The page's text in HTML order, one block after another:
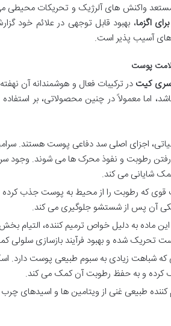
واکنش های آلرژیک و تحریکات محیطی می
اگزما، بهبود قابل توجهی در علائم خود
آسیب پذیر است.
پوست
سری کیت در ترکیبات فعال و هوشمندانه آن
اما معمولاً در چنین محصولاتی، بر
اجزای اصلی سد دفاعی پوست هستند.
رطوبت و نفوذ محرک ها می شوند. وجود
شایانی می کند.
که رطوبت را از محیط به پوست جذب کرده
آن پس از شستشو جلوگیری می کند.
این ماده به دلیل خواص ترمیم کننده، التیام
تحریک شده و بهبود فرآیند بازسازی سلولی
شباهت زیادی به سبوم طبیعی پوست دارد.
کرده و به حفظ رطوبت آن کمک می کند.
طبیعی غنی از ویتامین ها و اسیدهای